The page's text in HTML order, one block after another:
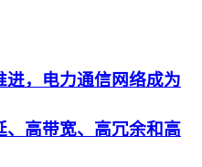
，电力通信网络成为
、高带宽、高冗余和高